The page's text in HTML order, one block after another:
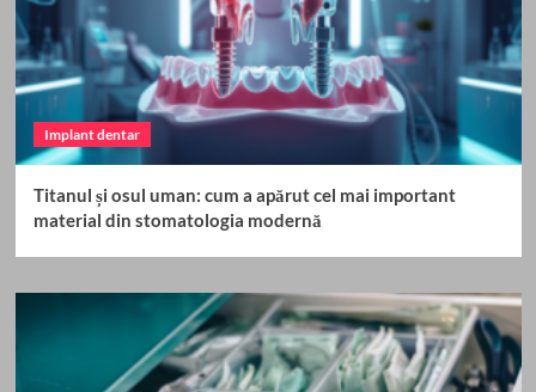
Implant dentar
Titanul și osul uman: cum a apărut cel mai important
material din stomatologia modernă